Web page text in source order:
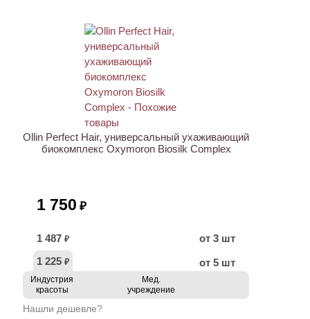
Ollin Perfect Hair, универсальный ухаживающий
биокомплекс Oxymoron Biosilk Complex
1 750 ₽
1 487 ₽
от 3 шт
1 225 ₽ от 5 шт
Индустрия
красоты
Мед.
учреждение
Нашли дешевле?